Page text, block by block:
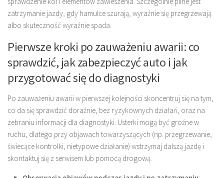
zatrzymanie jazdy, gdy hamulce szurają, wyraźnie się przegrzewają
albo skuteczność wyraźnie spada.
Pierwsze kroki po zauważeniu awarii: co
sprawdzić, jak zabezpieczyć auto i jak
przygotować się do diagnostyki
Po zauważeniu awarii w pierwszej kolejności skoncentruj się na tym,
co da się sprawdzić doraźnie, bez ryzykownych działań, oraz na
zebraniu informacji dla diagnostyki. Usterki mogą być groźne w
ruchu, dlatego przy objawach towarzyszących (np. przegrzewanie,
świecące kontrolki, nietypowe działanie) wstrzymaj dalszą jazdę i
skontaktuj się z serwisem lub pomocą drogową.